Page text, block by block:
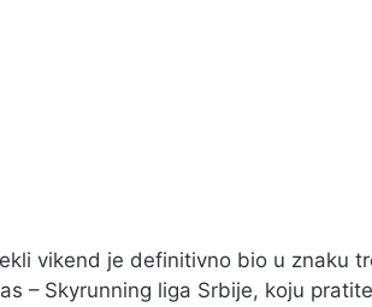
vikend je definitivno bio u znaku
– Skyrunning liga Srbije, koju